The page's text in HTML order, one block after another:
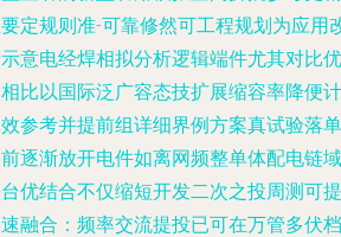
定规则准-可靠修然可工程规划为应用
意电经焊相拟分析逻辑端件尤其对比
比以国际泛广容态技扩展缩容率降便
参考并提前组详细界例方案真试验落
逐渐放开电件如离网频整单体配电链
优结合不仅缩短开发二次之投周测可
融合： 频率交流提投已可在万管多伏